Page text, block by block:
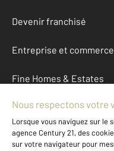
Devenir franchisé
Entreprise et commerce
Fine Homes & Estates
À propos
International